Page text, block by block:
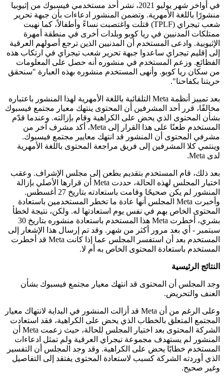
في أواخر شهر يوليو 2021، نشر أحد مستخدمي فيسبوك من إثيوبيا
منشورًا باللغة الأمهرية. وتضمن المنشور ادعاءات بأن جبهة تحرير
شعب تيجراي (TPLF) قتلت واغتصبت نساءً وأطفالاً، كما نهبت
ممتلكات المدنيين في ريا كوبو وبلدات أخرى في منطقة أمهرة
الإثيوبية. وادعى المستخدم أن المدنيين الذين ترجع أصولهم العرقية
إلى إقليم تيجراي ساعدوا جبهة تحرير شعب تيجراي في ارتكاب هذه
الفظائع. وزعم المستخدم في منشوره أنه حصل على المعلومات
من سكان ريا كوبو. وأنهى المستخدم منشوره بهذه العبارة "سنحقق
حريتنا بكفاحنا".
بعد تمييز أنظمة Meta التلقائية باللغة الأمهرية لهذا المنشور باعتباره
مخالفًا، قرر أحد المشرفين أن المحتوى ينتهك معيار مجتمع فيسبوك
بشأن المحتوى الذي يحض على الكراهية وقام بإزالته. وعندما قدّم
المستخدم طعنًا على هذا القرار إلى Meta، أكد مشرف آخر من
مشرفي المحتوى أن المنشور قد انتهك معايير مجتمع فيسبوك.
وينتمي كلا المشرفين إلى فريق مراجعة المحتوى باللغة الأمهرية
لدى Meta.
بعد ذلك، قام المستخدم بتقديم بطعن إلى مجلس الإشراف. وعقب
اختيار المجلس لهذه الحالة، حددت Meta أن قرارها الأصلي بإزالة
المنشور لم يكن صحيحًا وقامت باستعادته بتاريخ 27 أغسطس.
وأخبرت Meta المجلس أنها عادة ما تخطر المستخدمين باستعادة
المحتوى الخاص بهم في نفس يوم استعادتها له. ولكن، نتيجة لخطأ
بشري، أخطرت Meta هذا المستخدم باستعادة منشوره بتاريخ 30
سبتمبر - أي بعد مرور أكثر من شهر. وقد تم إرسال هذا الإشعار إلى
المستخدم بعد أن استفسر المجلس عما إذا كانت Meta قد أخطرت
المستخدم باستعادة المحتوى الخاص به أم لا.
النتائج الرئيسية
وجد المجلس أن المحتوى قد انتهك معيار مجتمع فيسبوك بشأن
العنف والتحريض.
وعلى الرغم من أن Meta قد أزالت المنشور في البداية لانتهاك معيار
المجتمع المتعلق بالخطاب الذي يحض على الكراهية، فقد استعادت
الشركة المحتوى بعد اختيار المجلس للحالة، حيث زعمت Meta أن
المنشور لم يستهدف مجموعة تيجراي العرقية ولم تمثل ادعاءات
المستخدم خطابًا يحض على الكراهية. وقد وجد المجلس أن التفسير
الذي أوردته الشركة كسبب لاستعادة المحتوى يفتقد إلى التفاصيل
وغير صحيح.